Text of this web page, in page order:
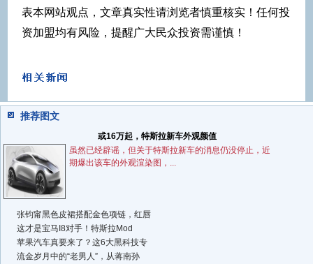
表本网站观点，文章真实性请浏览者慎重核实！任何投
资加盟均有风险，提醒广大民众投资需谨慎！
推荐图文
或16万起，特斯拉新车外观颜值
虽然已经辟谣，但关于特斯拉新车的消息仍没停止，近
期爆出该车的外观渲染图，...
张钧甯黑色皮裙搭配金色项链，红唇
这才是宝马I8对手！特斯拉Mod
苹果汽车真要来了？这6大黑科技专
流金岁月中的“老男人”，从蒋南孙